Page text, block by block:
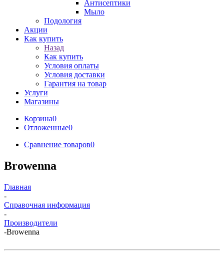
Антисептики
Мыло
Подология
Акции
Как купить
Назад
Как купить
Условия оплаты
Условия доставки
Гарантия на товар
Услуги
Магазины
Корзина0
Отложенные0
Сравнение товаров0
Browenna
Главная
-
Справочная информация
-
Производители
-Browenna